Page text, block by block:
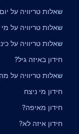
שאלות טריוויה על
שאלות טריוויה על
שאלות טריוויה על
חידון באיזה גיל?
שאלות טריוויה על
חידון מי ניצח
חידון מאיפה?
חידון איזה לא?